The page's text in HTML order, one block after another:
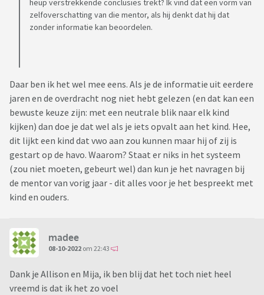
heup verstrekkende conclusies trekt? Ik vind dat een vorm van
zelfoverschatting van die mentor, als hij denkt dat hij dat
zonder informatie kan beoordelen.
Daar ben ik het wel mee eens. Als je de informatie uit eerdere
jaren en de overdracht nog niet hebt gelezen (en dat kan een
bewuste keuze zijn: met een neutrale blik naar elk kind
kijken) dan doe je dat wel als je iets opvalt aan het kind. Hee,
dit lijkt een kind dat vwo aan zou kunnen maar hij of zij is
gestart op de havo. Waarom? Staat er niks in het systeem
(zou niet moeten, gebeurt wel) dan kun je het navragen bij
de mentor van vorig jaar - dit alles voor je het bespreekt met
kind en ouders.
madee
08-10-2022 om 22:43
Dank je Allison en Mija, ik ben blij dat het toch niet heel
vreemd is dat ik het zo voel